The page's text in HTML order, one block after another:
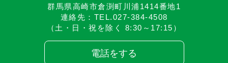
週末コース
群馬県高崎市倉渕町川浦1414番地1
連絡先：TEL.027-384-4508
（土・日・祝を除く 8:30～17:15）
電話をする